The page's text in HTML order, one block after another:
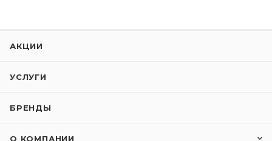
АКЦИИ
УСЛУГИ
БРЕНДЫ
О КОМПАНИИ